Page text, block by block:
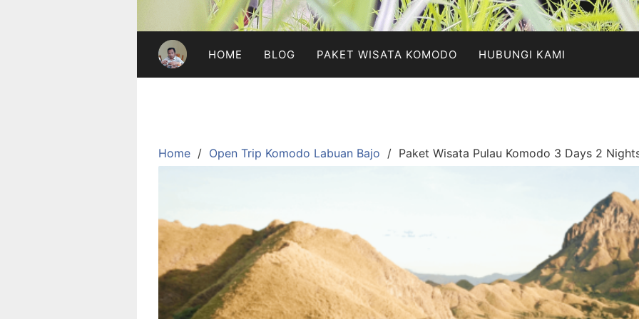
HOME BLOG PAKET WISATA KOMODO HUBUNGI KAMI
Home Open Trip Komodo Labuan Bajo Paket Wisata Pulau Komodo 3 Days 2